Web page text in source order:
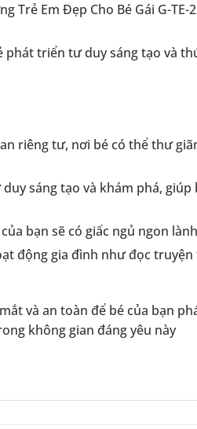
Trẻ Em Đẹp Cho Bé Gái G-TE-
triển tư duy sáng tạo và
riêng tư, nơi bé có thể thư
sáng tạo và khám phá,
bạn sẽ có giấc ngủ ngon
động gia đình như đọc
và an toàn để bé của bạn
không gian đáng yêu này